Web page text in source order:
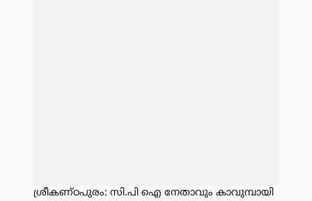
ശ്രീകണ്ഠപുരം: സി.പി ഐ നേതാവും കാവുമ്പായി